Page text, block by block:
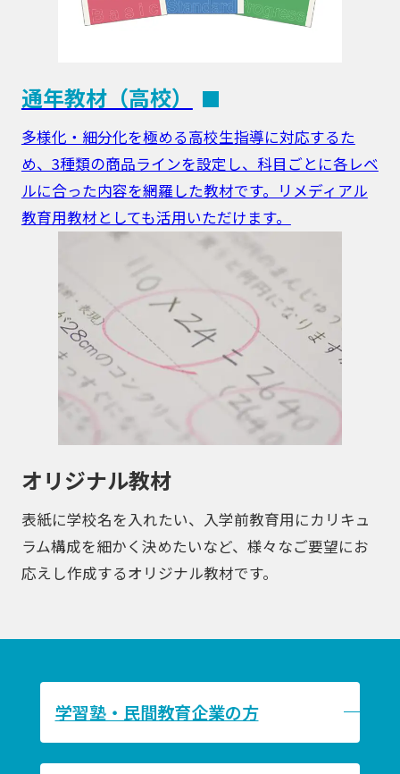
通年教材（高校）
多様化・細分化を極める高校生指導に対応するた
め、3種類の商品ラインを設定し、科目ごとに各レベ
ルに合った内容を網羅した教材です。リメディアル
教育用教材としても活用いただけます。
オリジナル教材
表紙に学校名を入れたい、入学前教育用にカリキュ
ラム構成を細かく決めたいなど、様々なご要望にお
応えし作成するオリジナル教材です。
学習塾・民間教育企業の方